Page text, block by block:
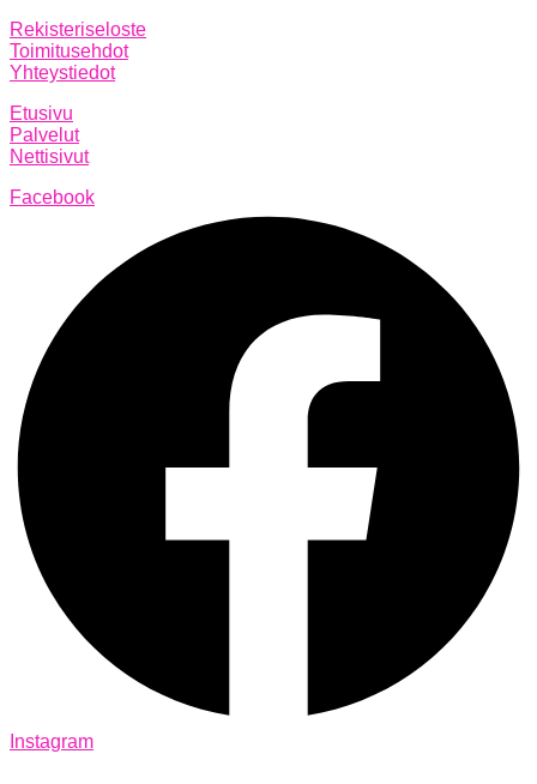
Rekisteriseloste
Toimitusehdot
Yhteystiedot
Etusivu
Palvelut
Nettisivut
Facebook
Instagram